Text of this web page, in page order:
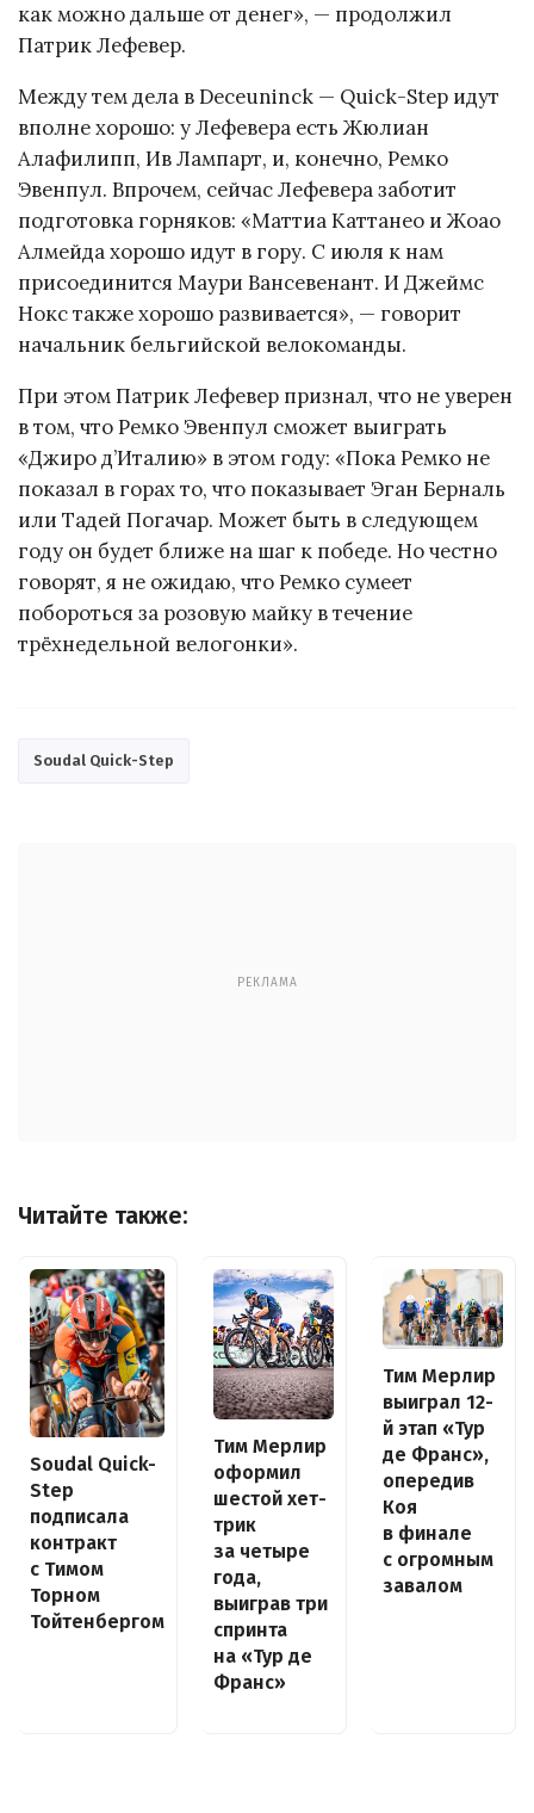
как можно дальше от денег», — продолжил
Патрик Лефевер.
Между тем дела в Deceuninck — Quick-Step идут
вполне хорошо: у Лефевера есть Жюлиан
Алафилипп, Ив Лампарт, и, конечно, Ремко
Эвенпул. Впрочем, сейчас Лефевера заботит
подготовка горняков: «Маттиа Каттанео и Жоао
Алмейда хорошо идут в гору. С июля к нам
присоединится Маури Вансевенант. И Джеймс
Нокс также хорошо развивается», — говорит
начальник бельгийской велокоманды.
При этом Патрик Лефевер признал, что не уверен
в том, что Ремко Эвенпул сможет выиграть
«Джиро д’Италию» в этом году: «Пока Ремко не
показал в горах то, что показывает Эган Берналь
или Тадей Погачар. Может быть в следующем
году он будет ближе на шаг к победе. Но честно
говорят, я не ожидаю, что Ремко сумеет
побороться за розовую майку в течение
трёхнедельной велогонки».
Soudal Quick-Step
РЕКЛАМА
Читайте также:
Soudal Quick-
Step
подписала
контракт
с Тимом
Торном
Тойтенбергом
Тим Мерлир
оформил
шестой хет-
трик
за четыре
года,
выиграв три
спринта
на «Тур де
Франс»
Тим Мерлир
выиграл 12-
й этап «Тур
де Франс»,
опередив
Коя
в финале
с огромным
завалом